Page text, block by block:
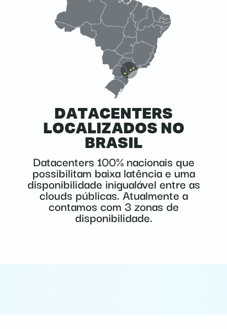
DATACENTERS
LOCALIZADOS NO
BRASIL
Datacenters 100% nacionais que
possibilitam baixa latência e uma
disponibilidade inigualável entre as
clouds públicas. Atualmente a
contamos com 3 zonas de
disponibilidade.